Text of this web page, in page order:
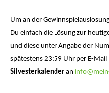
Um an der
Du einfach die Lösung zur
und diese unter Angabe der
spätestens 23:59 Uhr per E-
Silvesterkalender an